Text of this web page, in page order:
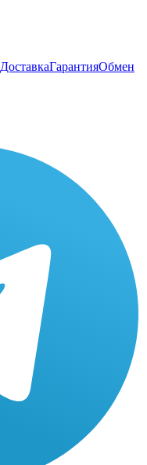
ДоставкаГарантияОбмен